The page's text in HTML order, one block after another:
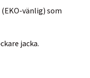
vänlig) som
jacka.